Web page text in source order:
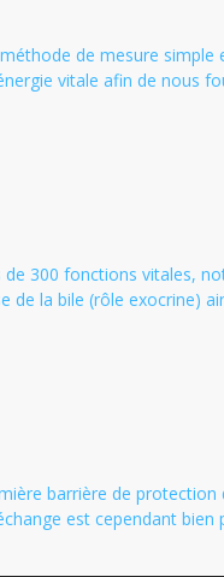
de mesure simple
vitale afin de nous
300 fonctions vitales,
de la bile (rôle exocrine)
barrière de protection
est cependant